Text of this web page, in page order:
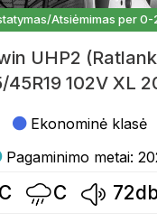
Atsiėmimas per 0-
UHP2
45R19 102V XL
Ekonominė klasė
Pagaminimo metai:
C C